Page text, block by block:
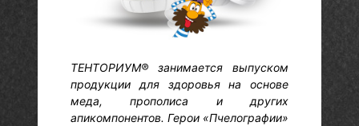
ТЕНТОРИУМ® занимается выпуском
продукции для здоровья на основе
меда, прополиса и других
апикомпонентов. Герои «Пчелографии»